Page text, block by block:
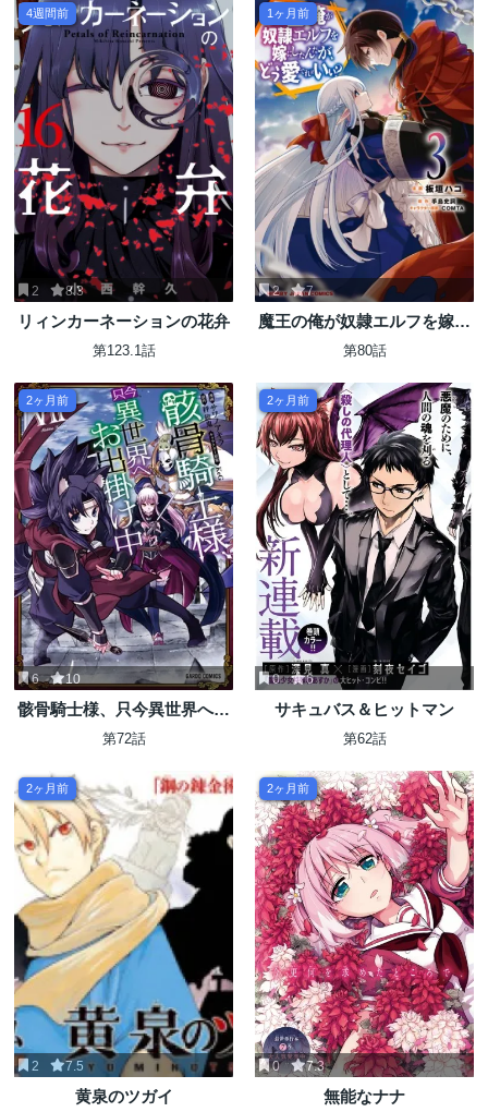
4週間前
2 8.3
リィンカーネーションの花弁
第123.1話
1ヶ月前
2 7
魔王の俺が奴隷エルフを嫁に
したんだが、どう愛でればい
第80話
2ヶ月前
6 10
骸骨騎士様、只今異世界へお
出掛け中
第72話
2ヶ月前
0 6
サキュバス＆ヒットマン
第62話
2ヶ月前
2 7.5
黄泉のツガイ
2ヶ月前
0 7.3
無能なナナ